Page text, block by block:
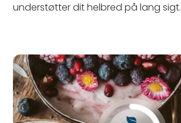
understøtter dit helbred på lang sigt.